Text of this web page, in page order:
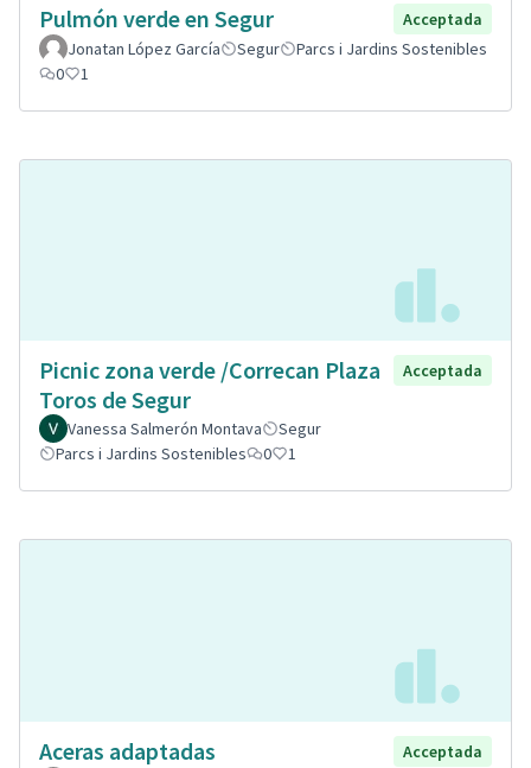
Pulmón verde en Segur
Acceptada
Jonatan López García
Segur
Parcs i Jardins Sostenibles
0
1
Picnic zona verde /Correcan Plaza
Toros de Segur
Acceptada
Vanessa Salmerón Montava
Segur
Parcs i Jardins Sostenibles
0 1
Aceras adaptadas
Acceptada